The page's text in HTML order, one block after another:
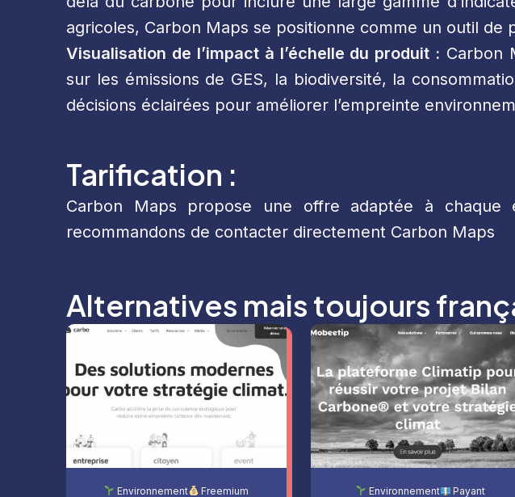
agricoles, Carbon Maps se positionne comme un outil
Visualisation de l’impact à l’échelle du produit : Carbon
sur les émissions de GES, la biodiversité, la
décisions éclairées pour améliorer l’empreinte
Tarification :
Carbon Maps propose une offre adaptée à
recommandons de contacter directement Carbon Maps
Alternatives mais toujours
Environnement Freemium Environnement Payant